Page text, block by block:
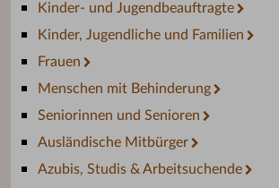
Kinder- und Jugendbeauftragte
Kinder, Jugendliche und Familien
Frauen
Menschen mit Behinderung
Seniorinnen und Senioren
Ausländische Mitbürger
Azubis, Studis & Arbeitsuchende